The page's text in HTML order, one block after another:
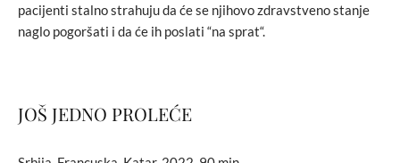
pacijenti stalno strahuju da će se njihovo zdravstveno stanje
naglo pogoršati i da će ih poslati “na sprat“.
JOŠ JEDNO PROLEĆE